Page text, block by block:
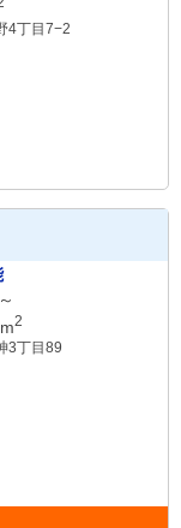
4丁目7−2
m2
3丁目89